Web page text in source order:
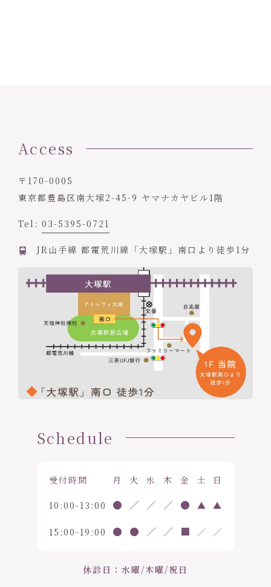
Access
〒170-0005
東京都豊島区南大塚2-45-9 ヤマナカヤビル1階
Tel: 03-5395-0721
JR山手線 都電荒川線「大塚駅」南口より徒歩1分
Schedule
受付時間 月 火 水 木 金 土 日
10:00-13:00 ● ／ ／ ／ ● ▲ ▲
15:00-19:00 ● ● ／ ／ ■ ／ ／
休診日：水曜/木曜/祝日